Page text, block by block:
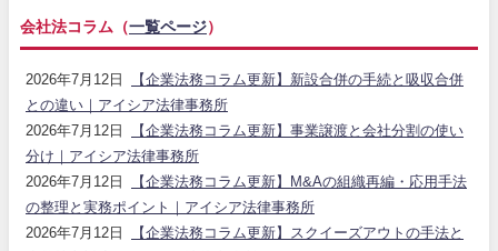
会社法コラム（一覧ページ）
2026年7月12日
【企業法務コラム更新】新設合併の手続と吸収合併
との違い｜アイシア法律事務所
2026年7月12日
【企業法務コラム更新】事業譲渡と会社分割の使い
分け｜アイシア法律事務所
2026年7月12日
【企業法務コラム更新】M&Aの組織再編・応用手法
の整理と実務ポイント｜アイシア法律事務所
2026年7月12日
【企業法務コラム更新】スクイーズアウトの手法と